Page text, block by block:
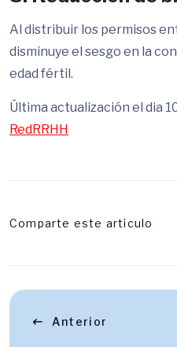
Al distribuir los permisos
disminuye el sesgo en la
edad fértil.
Última actualización el dia
RedRRHH
Comparte este articulo
Anterior